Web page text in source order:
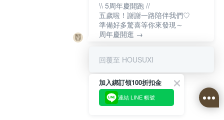
\\ 5周年慶開跑 //
五歲啦！謝謝一路陪伴我們♡
準備好多驚喜等你來發現～
周年慶開逛 →
回覆至 HOUSUXI
加入綁訂領100折扣金
連結 LINE 帳號